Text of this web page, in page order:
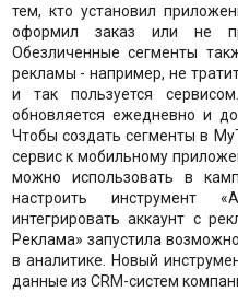
тем, кто установил
оформил заказ или не
Обезличенные сегменты
рекламы - например, не
и так пользуется
обновляется ежедневно и
Чтобы создать сегменты в
сервис к мобильному
можно использовать в
настроить инструмент
интегрировать аккаунт с
Реклама» запустила
в аналитике. Новый
данные из CRM-систем